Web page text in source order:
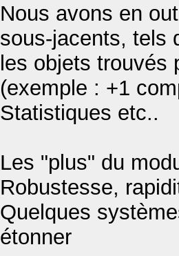
Nous avons en
sous-jacents, tels
les objets trouvés
(exemple : +1
Statistiques etc..
Les "plus" du
Robustesse,
Quelques
étonner